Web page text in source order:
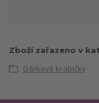
Zboží zařazeno v
Dárkové krabičky